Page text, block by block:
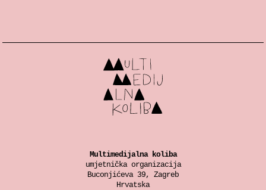
Multimedijalna koliba
umjetnička organizacija
Buconjićeva 39, Zagreb
Hrvatska